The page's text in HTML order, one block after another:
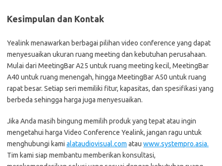
Kesimpulan dan Kontak
Yealink menawarkan berbagai pilihan video conference yang dapat
menyesuaikan ukuran ruang meeting dan kebutuhan perusahaan.
Mulai dari MeetingBar A25 untuk ruang meeting kecil, MeetingBar
A40 untuk ruang menengah, hingga MeetingBar A50 untuk ruang
rapat besar. Setiap seri memiliki fitur, kapasitas, dan spesifikasi yang
berbeda sehingga harga juga menyesuaikan.
Jika Anda masih bingung memilih produk yang tepat atau ingin
mengetahui harga Video Conference Yealink, jangan ragu untuk
menghubungi kami alataudiovisual.com atau www.systempro.asia.
Tim kami siap membantu memberikan konsultasi,